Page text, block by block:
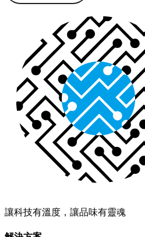
讓科技有溫度，讓品味有靈魂